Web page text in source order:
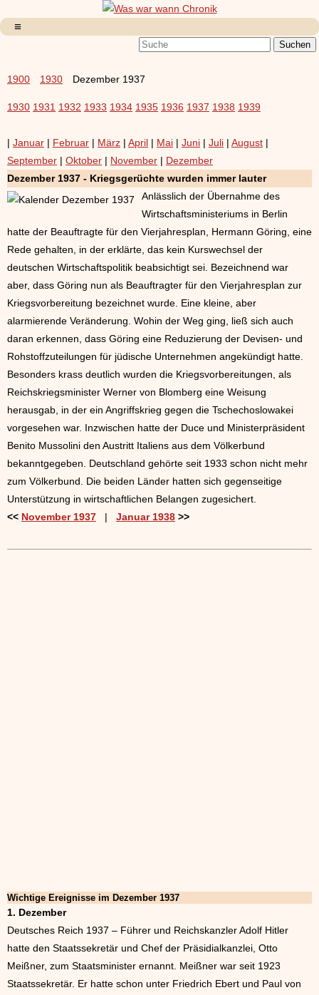
1900 1930 Dezember 1937
1930 1931 1932 1933 1934 1935 1936 1937 1938 1939
| Januar | Februar | März | April | Mai | Juni | Juli | August |
September | Oktober | November | Dezember
Dezember 1937 - Kriegsgerüchte wurden immer lauter
Anlässlich der Übernahme des
Wirtschaftsministeriums in Berlin
hatte der Beauftragte für den Vierjahresplan, Hermann Göring, eine
Rede gehalten, in der erklärte, das kein Kurswechsel der
deutschen Wirtschaftspolitik beabsichtigt sei. Bezeichnend war
aber, dass Göring nun als Beauftragter für den Vierjahresplan zur
Kriegsvorbereitung bezeichnet wurde. Eine kleine, aber
alarmierende Veränderung. Wohin der Weg ging, ließ sich auch
daran erkennen, dass Göring eine Reduzierung der Devisen- und
Rohstoffzuteilungen für jüdische Unternehmen angekündigt hatte.
Besonders krass deutlich wurden die Kriegsvorbereitungen, als
Reichskriegsminister Werner von Blomberg eine Weisung
herausgab, in der ein Angriffskrieg gegen die Tschechoslowakei
vorgesehen war. Inzwischen hatte der Duce und Ministerpräsident
Benito Mussolini den Austritt Italiens aus dem Völkerbund
bekanntgegeben. Deutschland gehörte seit 1933 schon nicht mehr
zum Völkerbund. Die beiden Länder hatten sich gegenseitige
Unterstützung in wirtschaftlichen Belangen zugesichert.
<< November 1937 | Januar 1938 >>
Wichtige Ereignisse im Dezember 1937
1. Dezember
Deutsches Reich 1937 – Führer und Reichskanzler Adolf Hitler
hatte den Staatssekretär und Chef der Präsidialkanzlei, Otto
Meißner, zum Staatsminister ernannt. Meißner war seit 1923
Staatssekretär. Er hatte schon unter Friedrich Ebert und Paul von